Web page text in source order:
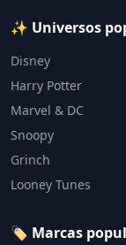
✨ Universos
Disney
Harry Potter
Marvel & DC
Snoopy
Grinch
Looney Tunes
🏷️ Marcas